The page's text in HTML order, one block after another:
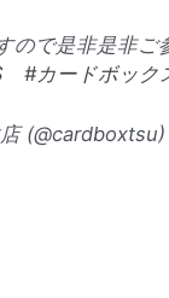
ので是非是非ご
#カードボック
(@cardboxtsu)